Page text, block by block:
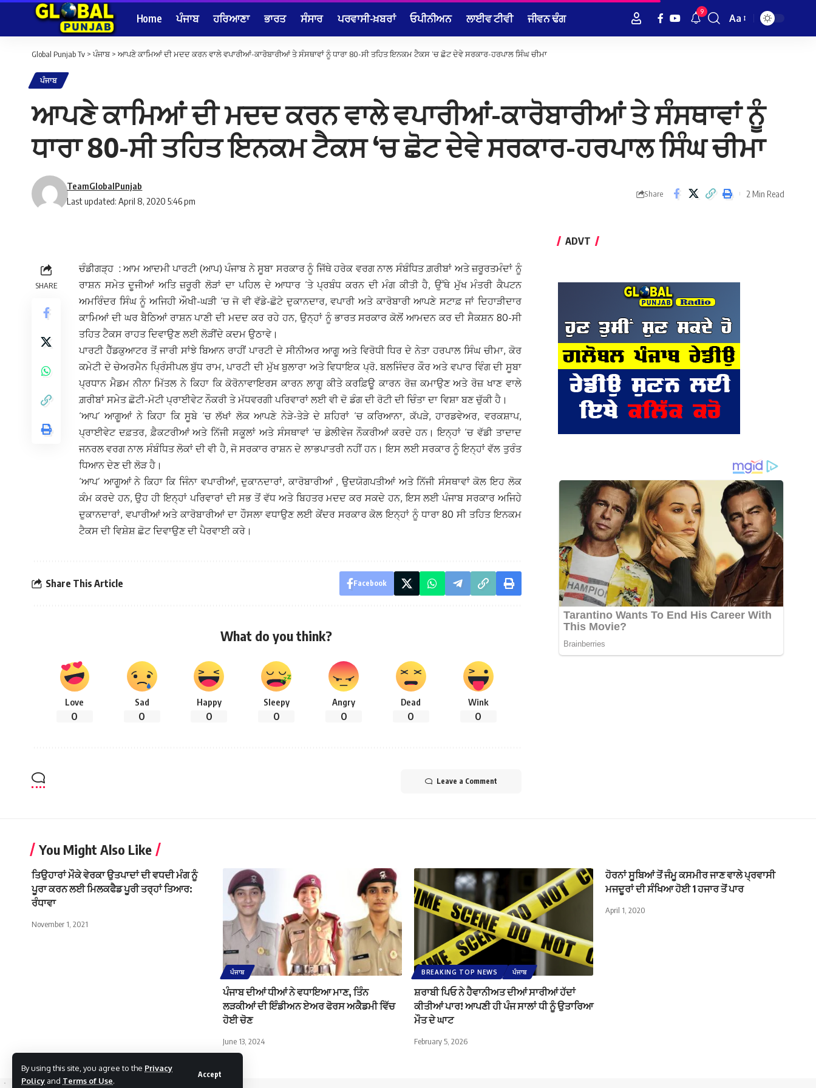
By using this site, you agree to the Privacy
Policy and Terms of Use.
Accept
Home ਪੰਜਾਬ ਹਰਿਆਣਾ ਭਾਰਤ ਸੰਸਾਰ ਪਰਵਾਸੀ-ਖ਼ਬਰਾਂ ਓਪੀਨੀਅਨ ਲਾਈਵ ਟੀਵੀ ਜੀਵਨ ਢੰਗ 9
Font
Aa
Global Punjab Tv > ਪੰਜਾਬ> ਆਪਣੇ ਕਾਮਿਆਂ ਦੀ ਮਦਦ ਕਰਨ ਵਾਲੇ ਵਪਾਰੀਆਂ-ਕਾਰੋਬਾਰੀਆਂ ਤੇ ਸੰਸਥਾਵਾਂ ਨੂੰ ਧਾਰਾ 80-ਸੀ ਤਹਿਤ ਇਨਕਮ ਟੈਕਸ ‘ਚ ਛੋਟ ਦੇਵੇ ਸਰਕਾਰ-ਹਰਪਾਲ ਸਿੰਘ ਚੀਮਾ
ਪੰਜਾਬ
ਆਪਣੇ ਕਾਮਿਆਂ ਦੀ ਮਦਦ ਕਰਨ ਵਾਲੇ ਵਪਾਰੀਆਂ-ਕਾਰੋਬਾਰੀਆਂ ਤੇ ਸੰਸਥਾਵਾਂ ਨੂੰ
ਧਾਰਾ 80-ਸੀ ਤਹਿਤ ਇਨਕਮ ਟੈਕਸ ‘ਚ ਛੋਟ ਦੇਵੇ ਸਰਕਾਰ-ਹਰਪਾਲ ਸਿੰਘ ਚੀਮਾ
Last updated: April 8, 2020 5:46 pm
TeamGlobalPunjab
Share 2 Min Read
SHARE
ਚੰਡੀਗੜ੍ਹ : ਆਮ ਆਦਮੀ ਪਾਰਟੀ (ਆਪ) ਪੰਜਾਬ ਨੇ ਸੂਬਾ ਸਰਕਾਰ ਨੂੰ ਜਿੱਥੇ ਹਰੇਕ ਵਰਗ ਨਾਲ ਸੰਬੰਧਿਤ ਗ਼ਰੀਬਾਂ ਅਤੇ ਜ਼ਰੂਰਤਮੰਦਾਂ ਨੂੰ
ਰਾਸ਼ਨ ਸਮੇਤ ਦੂਜੀਆਂ ਅਤਿ ਜ਼ਰੂਰੀ ਲੋੜਾਂ ਦਾ ਪਹਿਲ ਦੇ ਆਧਾਰ ‘ਤੇ ਪ੍ਰਬੰਧ ਕਰਨ ਦੀ ਮੰਗ ਕੀਤੀ ਹੈ, ਉੱਥੇ ਮੁੱਖ ਮੰਤਰੀ ਕੈਪਟਨ
ਅਮਰਿੰਦਰ ਸਿੰਘ ਨੂੰ ਅਜਿਹੀ ਔਖੀ-ਘੜੀ ‘ਚ ਜੋ ਵੀ ਵੱਡੇ-ਛੋਟੇ ਦੁਕਾਨਦਾਰ, ਵਪਾਰੀ ਅਤੇ ਕਾਰੋਬਾਰੀ ਆਪਣੇ ਸਟਾਫ਼ ਜਾਂ ਦਿਹਾੜੀਦਾਰ
ਕਾਮਿਆਂ ਦੀ ਘਰ ਬੈਠਿਆਂ ਰਾਸ਼ਨ ਪਾਣੀ ਦੀ ਮਦਦ ਕਰ ਰਹੇ ਹਨ, ਉਨ੍ਹਾਂ ਨੂੰ ਭਾਰਤ ਸਰਕਾਰ ਕੋਲੋਂ ਆਮਦਨ ਕਰ ਦੀ ਸੈਕਸ਼ਨ 80-ਸੀ
ਤਹਿਤ ਟੈਕਸ ਰਾਹਤ ਦਿਵਾਉਣ ਲਈ ਲੋੜੀਂਦੇ ਕਦਮ ਉਠਾਵੇ।
ਪਾਰਟੀ ਹੈੱਡਕੁਆਟਰ ਤੋਂ ਜਾਰੀ ਸਾਂਝੇ ਬਿਆਨ ਰਾਹੀਂ ਪਾਰਟੀ ਦੇ ਸੀਨੀਅਰ ਆਗੂ ਅਤੇ ਵਿਰੋਧੀ ਧਿਰ ਦੇ ਨੇਤਾ ਹਰਪਾਲ ਸਿੰਘ ਚੀਮਾ, ਕੋਰ
ਕਮੇਟੀ ਦੇ ਚੇਅਰਮੈਨ ਪਿ੍ਰੰਸੀਪਲ ਬੁੱਧ ਰਾਮ, ਪਾਰਟੀ ਦੀ ਮੁੱਖ ਬੁਲਾਰਾ ਅਤੇ ਵਿਧਾਇਕ ਪ੍ਰੋ. ਬਲਜਿੰਦਰ ਕੌਰ ਅਤੇ ਵਪਾਰ ਵਿੰਗ ਦੀ ਸੂਬਾ
ਪ੍ਰਧਾਨ ਮੈਡਮ ਨੀਨਾ ਮਿੱਤਲ ਨੇ ਕਿਹਾ ਕਿ ਕੋਰੋਨਾਵਾਇਰਸ ਕਾਰਨ ਲਾਗੂ ਕੀਤੇ ਕਰਫ਼ਿਊ ਕਾਰਨ ਰੋਜ਼ ਕਮਾਉਣ ਅਤੇ ਰੋਜ਼ ਖਾਣ ਵਾਲੇ
ਗ਼ਰੀਬਾਂ ਸਮੇਤ ਛੋਟੀ-ਮੋਟੀ ਪ੍ਰਾਈਵੇਟ ਨੌਕਰੀ ਤੇ ਮੱਧਵਰਗੀ ਪਰਿਵਾਰਾਂ ਲਈ ਵੀ ਦੋ ਡੰਗ ਦੀ ਰੋਟੀ ਦੀ ਚਿੰਤਾ ਦਾ ਵਿਸ਼ਾ ਬਣ ਚੁੱਕੀ ਹੈ।
‘ਆਪ’ ਆਗੂਆਂ ਨੇ ਕਿਹਾ ਕਿ ਸੂਬੇ ‘ਚ ਲੱਖਾਂ ਲੋਕ ਆਪਣੇ ਨੇੜੇ-ਤੇੜੇ ਦੇ ਸ਼ਹਿਰਾਂ ‘ਚ ਕਰਿਆਨਾ, ਕੱਪੜੇ, ਹਾਰਡਵੇਅਰ, ਵਰਕਸ਼ਾਪ,
ਪ੍ਰਾਈਵੇਟ ਦਫ਼ਤਰ, ਫ਼ੈਕਟਰੀਆਂ ਅਤੇ ਨਿੱਜੀ ਸਕੂਲਾਂ ਅਤੇ ਸੰਸਥਾਵਾਂ ‘ਚ ਡੇਲੀਵੇਜ ਨੌਕਰੀਆਂ ਕਰਦੇ ਹਨ। ਇਨ੍ਹਾਂ ‘ਚ ਵੱਡੀ ਤਾਦਾਦ
ਜਨਰਲ ਵਰਗ ਨਾਲ ਸੰਬੰਧਿਤ ਲੋਕਾਂ ਦੀ ਵੀ ਹੈ, ਜੋ ਸਰਕਾਰ ਰਾਸ਼ਨ ਦੇ ਲਾਭਪਾਤਰੀ ਨਹੀਂ ਹਨ। ਇਸ ਲਈ ਸਰਕਾਰ ਨੂੰ ਇਨ੍ਹਾਂ ਵੱਲ ਤੁਰੰਤ
ਧਿਆਨ ਦੇਣ ਦੀ ਲੋੜ ਹੈ।
‘ਆਪ’ ਆਗੂਆਂ ਨੇ ਕਿਹਾ ਕਿ ਜਿੰਨਾ ਵਪਾਰੀਆਂ, ਦੁਕਾਨਦਾਰਾਂ, ਕਾਰੋਬਾਰੀਆਂ , ਉਦਯੋਗਪਤੀਆਂ ਅਤੇ ਨਿੱਜੀ ਸੰਸਥਾਵਾਂ ਕੋਲ ਇਹ ਲੋਕ
ਕੰਮ ਕਰਦੇ ਹਨ, ਉਹ ਹੀ ਇਨ੍ਹਾਂ ਪਰਿਵਾਰਾਂ ਦੀ ਸਭ ਤੋਂ ਵੱਧ ਅਤੇ ਬਿਹਤਰ ਮਦਦ ਕਰ ਸਕਦੇ ਹਨ, ਇਸ ਲਈ ਪੰਜਾਬ ਸਰਕਾਰ ਅਜਿਹੇ
ਦੁਕਾਨਦਾਰਾਂ, ਵਪਾਰੀਆਂ ਅਤੇ ਕਾਰੋਬਾਰੀਆਂ ਦਾ ਹੌਸਲਾ ਵਧਾਉਣ ਲਈ ਕੇਂਦਰ ਸਰਕਾਰ ਕੋਲ ਇਨ੍ਹਾਂ ਨੂੰ ਧਾਰਾ 80 ਸੀ ਤਹਿਤ ਇਨਕਮ
ਟੈਕਸ ਦੀ ਵਿਸ਼ੇਸ਼ ਛੋਟ ਦਿਵਾਉਣ ਦੀ ਪੈਰਵਾਈ ਕਰੇ।
Share This Article Facebook
What do you think?
Love
0
Sad
0
Happy
0
Sleepy
0
Angry
0
Dead
0
Wink
0
Leave a Comment
ADVT
You Might Also Like
ਤਿਉਹਾਰਾਂ ਮੌਕੇ ਵੇਰਕਾ ਉਤਪਾਦਾਂ ਦੀ ਵਧਦੀ ਮੰਗ ਨੂੰ
ਪੂਰਾ ਕਰਨ ਲਈ ਮਿਲਕਫੈਡ ਪੂਰੀ ਤਰ੍ਹਾਂ ਤਿਆਰ:
ਰੰਧਾਵਾ
November 1, 2021
ਪੰਜਾਬ
ਪੰਜਾਬ ਦੀਆਂ ਧੀਆਂ ਨੇ ਵਧਾਇਆ ਮਾਣ, ਤਿੰਨ
ਲੜਕੀਆਂ ਦੀ ਇੰਡੀਅਨ ਏਅਰ ਫੋਰਸ ਅਕੈਡਮੀ ਵਿੱਚ
ਹੋਈ ਚੋਣ
June 13, 2024
BREAKING TOP NEWS ਪੰਜਾਬ
ਸ਼ਰਾਬੀ ਪਿਓ ਨੇ ਹੈਵਾਨੀਅਤ ਦੀਆਂ ਸਾਰੀਆਂ ਹੱਦਾਂ
ਕੀਤੀਆਂ ਪਾਰ! ਆਪਣੀ ਹੀ ਪੰਜ ਸਾਲਾਂ ਧੀ ਨੂੰ ਉਤਾਰਿਆ
ਮੌਤ ਦੇ ਘਾਟ
February 5, 2026
ਹੋਰਨਾਂ ਸੂਬਿਆਂ ਤੋਂ ਜੰਮੂ ਕਸਮੀਰ ਜਾਣ ਵਾਲੇ ਪ੍ਰਵਾਸੀ
ਮਜਦੂਰਾਂ ਦੀ ਸੰਖਿਆ ਹੋਈ 1 ਹਜਾਰ ਤੋਂ ਪਾਰ
April 1, 2020